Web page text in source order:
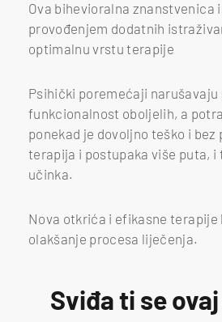
Ova bihevioralna znanstvenica
provođenjem dodatnih
optimalnu vrstu terapije
Psihički poremećaji narušavaju
funkcionalnost oboljelih, a
ponekad je dovoljno teško i
terapija i postupaka više puta, i
učinka.
Nova otkrića i efikasne terapije
olakšanje procesa liječenja.
Sviđa ti se